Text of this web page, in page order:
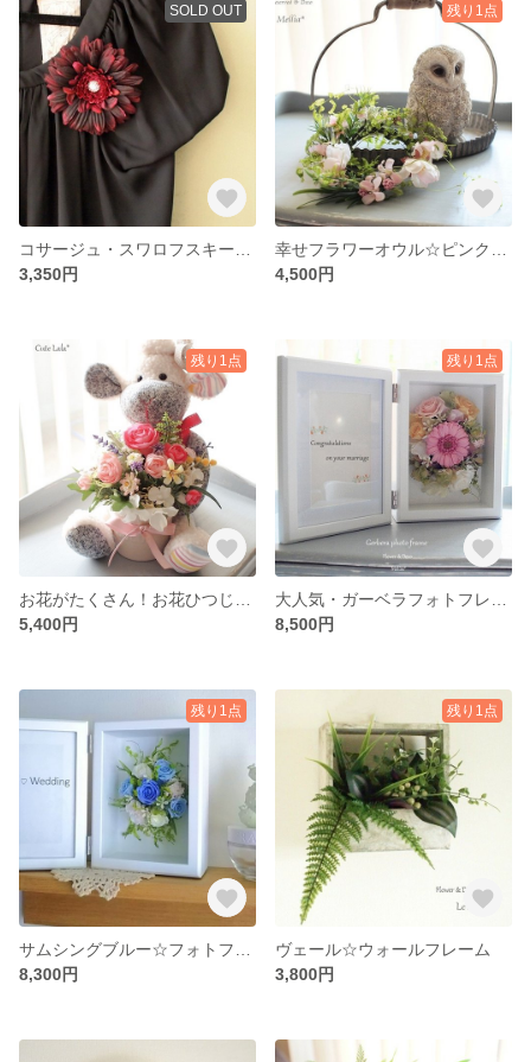
SOLD OUT
3,350円
残り1点
4,500円
残り1点
5,400円
残り1点
8,500円
残り1点
8,300円
残り1点
ヴェール☆ウォールフレーム
3,800円